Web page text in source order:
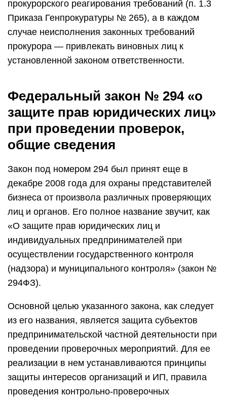
прокурорского реагирования требований (п. 1.3
Приказа Генпрокуратуры № 265), а в каждом
случае неисполнения законных требований
прокурора — привлекать виновных лиц к
установленной законом ответственности.
Федеральный закон № 294 «о
защите прав юридических лиц»
при проведении проверок,
общие сведения
Закон под номером 294 был принят еще в
декабре 2008 года для охраны представителей
бизнеса от произвола различных проверяющих
лиц и органов. Его полное название звучит, как
«О защите прав юридических лиц и
индивидуальных предпринимателей при
осуществлении государственного контроля
(надзора) и муниципального контроля» (закон №
294ФЗ).
Основной целью указанного закона, как следует
из его названия, является защита субъектов
предпринимательской частной деятельности при
проведении проверочных мероприятий. Для ее
реализации в нем устанавливаются принципы
защиты интересов организаций и ИП, правила
проведения контрольно-проверочных